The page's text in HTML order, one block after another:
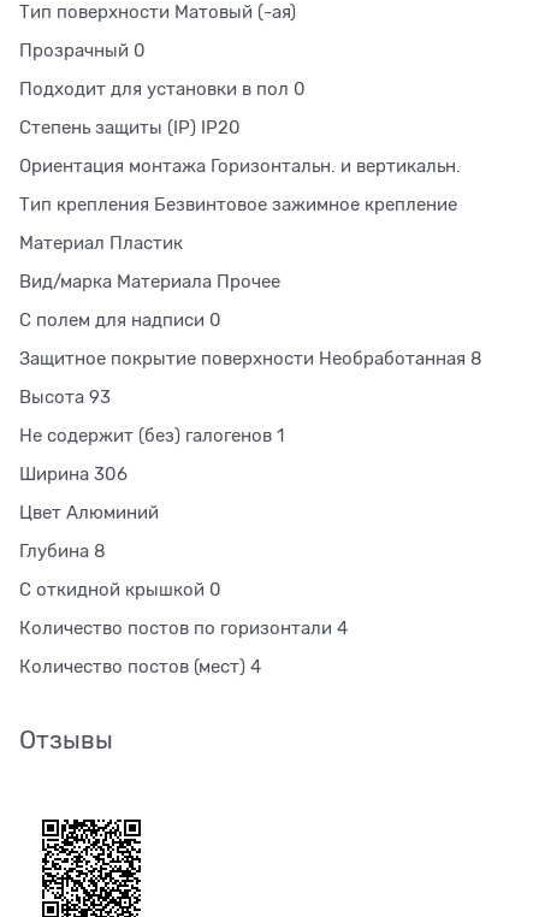
Тип поверхности Матовый (-ая)
Прозрачный 0
Подходит для установки в пол 0
Степень защиты (IP) IP20
Ориентация монтажа Горизонтальн. и вертикальн.
Тип крепления Безвинтовое зажимное крепление
Материал Пластик
Вид/марка Материала Прочее
С полем для надписи 0
Защитное покрытие поверхности Необработанная 8
Высота 93
Не содержит (без) галогенов 1
Ширина 306
Цвет Алюминий
Глубина 8
С откидной крышкой 0
Количество постов по горизонтали 4
Количество постов (мест) 4
Отзывы